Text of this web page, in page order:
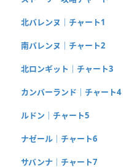
北バレンヌ｜チャート1
南バレンヌ｜チャート2
北ロンギット｜チャート3
カンバーランド｜チャート4
ルドン｜チャート5
ナゼール｜チャート6
サバンナ｜チャート7